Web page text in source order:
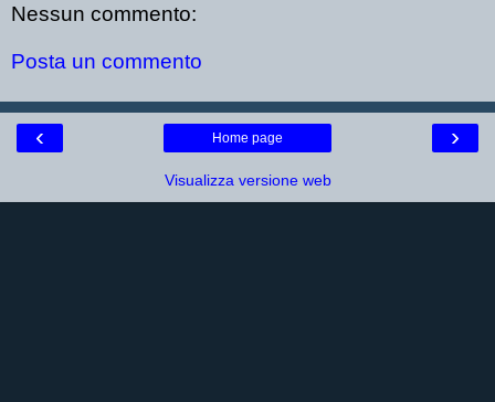
Nessun commento:
Posta un commento
‹ ›
Home page
Visualizza versione web